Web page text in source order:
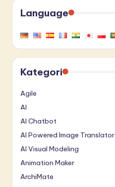
Language
Kategori
Agile
AI
AI Chatbot
AI Powered Image Translator
AI Visual Modeling
Animation Maker
ArchiMate